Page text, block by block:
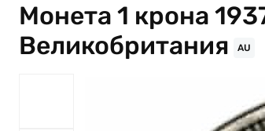
Монета 1 крона
Великобритания
AU